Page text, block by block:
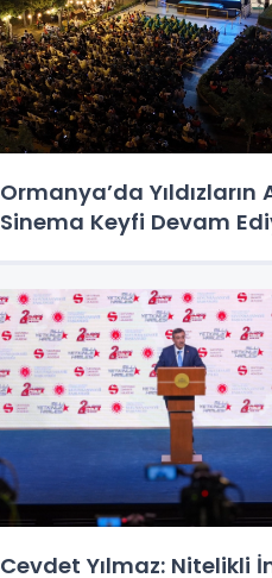
Ormanya’da Yıldızların
Sinema Keyfi Devam
Cevdet Yılmaz: Nitelikli